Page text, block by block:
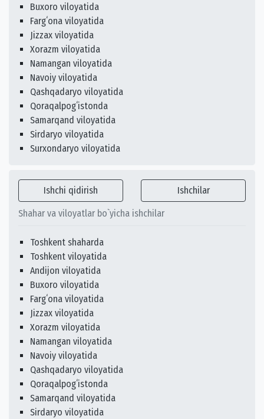
Buxoro viloyatida
Fargʻona viloyatida
Jizzax viloyatida
Xorazm viloyatida
Namangan viloyatida
Navoiy viloyatida
Qashqadaryo viloyatida
Qoraqalpogʻistonda
Samarqand viloyatida
Sirdaryo viloyatida
Surxondaryo viloyatida
Ishchi qidirish Ishchilar
Shahar va viloyatlar bo`yicha ishchilar
Toshkent shaharda
Toshkent viloyatida
Andijon viloyatida
Buxoro viloyatida
Fargʻona viloyatida
Jizzax viloyatida
Xorazm viloyatida
Namangan viloyatida
Navoiy viloyatida
Qashqadaryo viloyatida
Qoraqalpogʻistonda
Samarqand viloyatida
Sirdaryo viloyatida